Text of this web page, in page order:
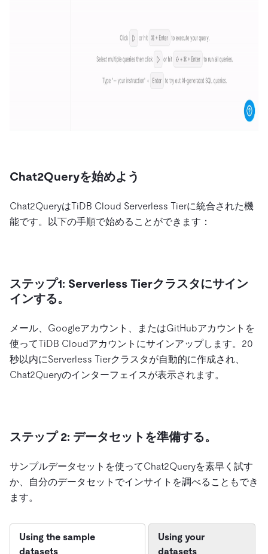
Chat2Queryを始めよう
Chat2QueryはTiDB Cloud Serverless Tierに統合された機
能です。以下の手順で始めることができます：
ステップ1: Serverless Tierクラスタにサイン
インする。
メール、Googleアカウント、またはGitHubアカウントを
使ってTiDB Cloudアカウントにサインアップします。20
秒以内にServerless Tierクラスタが自動的に作成され、
Chat2Queryのインターフェイスが表示されます。
ステップ 2: データセットを準備する。
サンプルデータセットを使ってChat2Queryを素早く試す
か、自分のデータセットでインサイトを調べることもでき
ます。
Using the sample
datasets
Using your
datasets